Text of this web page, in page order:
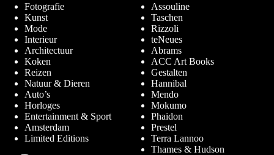
Fotografie
Kunst
Mode
Interieur
Architectuur
Koken
Reizen
Natuur & Dieren
Auto’s
Horloges
Entertainment & Sport
Amsterdam
Limited Editions
Assouline
Taschen
Rizzoli
teNeues
Abrams
ACC Art Books
Gestalten
Hannibal
Mendo
Mokumo
Phaidon
Prestel
Terra Lannoo
Thames & Hudson